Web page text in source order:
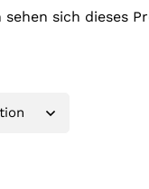
sehen sich dieses